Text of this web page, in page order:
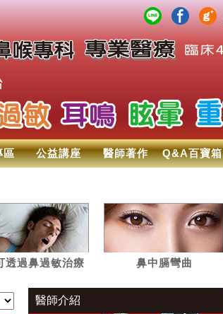
區 公益講座 醫師著作 Q&A百寶箱
透過鼻過敏治療
鼻中膈彎曲
醫師介紹